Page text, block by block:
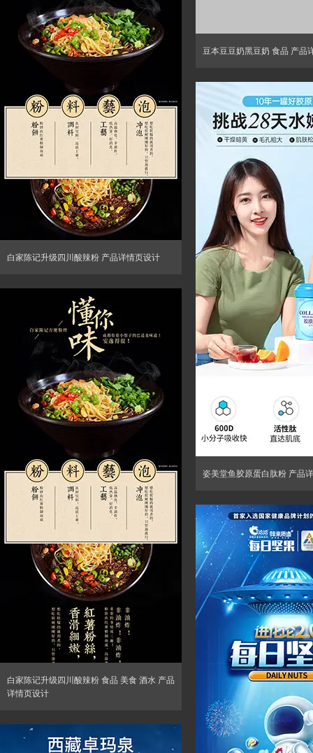
豆本豆豆奶黑豆奶 食品 产品
白家陈记升级四川酸辣粉 产品详情页设计
姿美堂鱼胶原蛋白肽粉 产品
白家陈记升级四川酸辣粉 食品 美食 酒水 产品
详情页设计